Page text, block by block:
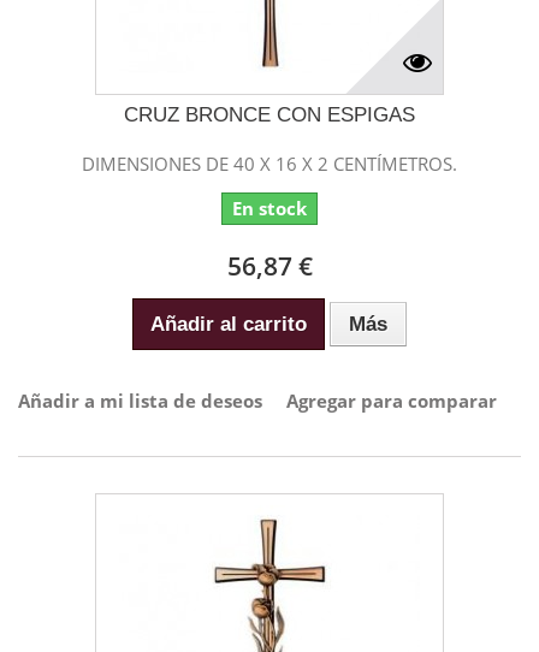
CRUZ BRONCE CON ESPIGAS
DIMENSIONES DE 40 X 16 X 2 CENTÍMETROS.
En stock
56,87 €
Añadir al carrito Más
Añadir a mi lista de deseos Agregar para comparar